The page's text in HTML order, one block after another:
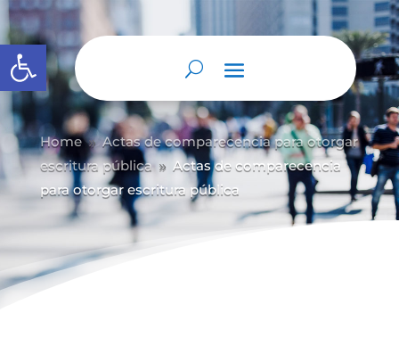
Abrir barra de herramientas
Home 9 Actas de comparecencia para otorgar
escritura pública
9 Actas de comparecencia
para otorgar escritura pública